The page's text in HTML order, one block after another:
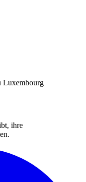
Luxembourg
ihre